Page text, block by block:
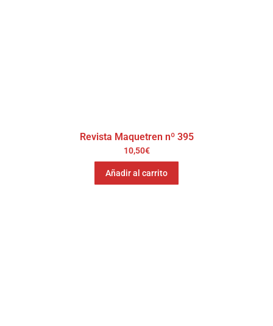
Revista Maquetren nº 395
10,50€
Añadir al carrito